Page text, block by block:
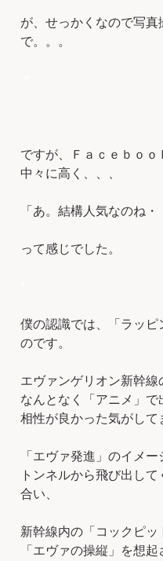
が、せっかくなので写
で。。。
ですが、Ｆａｃｅｂｏｏ
中々に高く、、、
「あ。結構人気なのね・
って感じでした。
僕の認識では、「ラッピ
のです。
エヴァンゲリオン新幹線
なんとなく「アニメ」で
相性が良かった気がして
「エヴァ発進」のイメー
トンネルから飛び出し
合い、
新幹線内の「コックピッ
「エヴァの操縦」を想